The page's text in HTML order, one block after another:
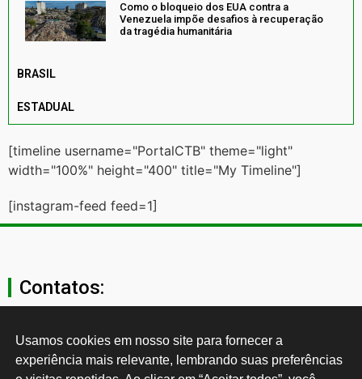
Como o bloqueio dos EUA contra a
Venezuela impõe desafios à recuperação
da tragédia humanitária
BRASIL
ESTADUAL
[timeline username="PortalCTB" theme="light"
width="100%" height="400" title="My Timeline"]
[instagram-feed feed=1]
Contatos:
secgeral@ctb.org.br
11 3874-0040
Usamos cookies em nosso site para fornecer a
experiência mais relevante, lembrando suas preferências